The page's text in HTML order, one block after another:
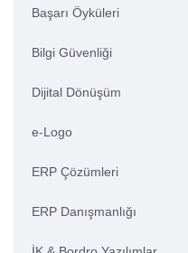
Başarı Öyküleri
Bilgi Güvenliği
Dijital Dönüşüm
e-Logo
ERP Çözümleri
ERP Danışmanlığı